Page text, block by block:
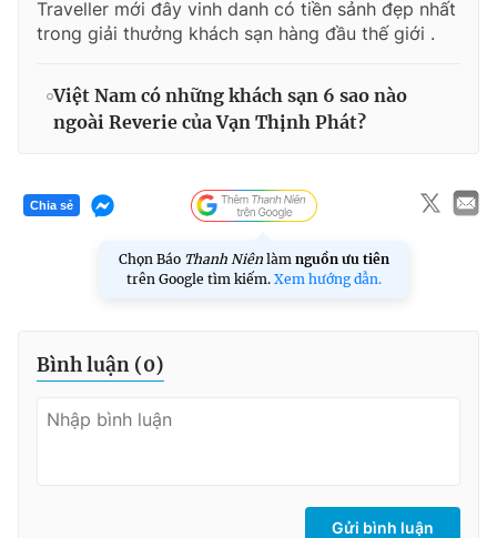
Traveller mới đây vinh danh có tiền sảnh đẹp nhất
trong giải thưởng khách sạn hàng đầu thế giới .
Việt Nam có những khách sạn 6 sao nào
ngoài Reverie của Vạn Thịnh Phát?
Chia sẻ
Chọn Báo Thanh Niên làm nguồn ưu tiên
trên Google tìm kiếm. Xem hướng dẫn.
Bình luận (0)
Gửi bình luận